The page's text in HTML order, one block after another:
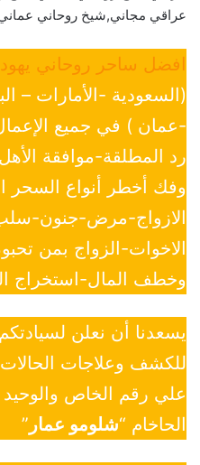
عراقي مجاني,شيخ روحاني
افضل ساحر روحاني
(السعودية -الأمارات –
-عمان ) في جميع
رد المطلقة-موافقة
وفك أخطر أنواع السحر
الازواج-مرض-جنون-
الاخوات-الزواج بمن
وخطف المال-استخراج
يسعدنا أن نعلن
للكشف وعلاجات
علي رقم الخاص والوحيد
الحاخام “شلومو عمار ”